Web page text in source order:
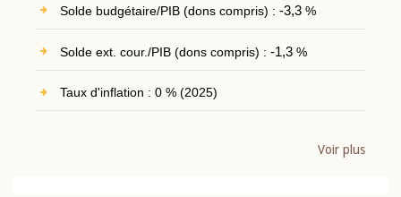
Solde budgétaire/PIB (dons compris) : -3,3%
Solde ext. cour./PIB (dons compris) : -1,3%
Taux d'inflation : 0 % (2025)
Voir plus